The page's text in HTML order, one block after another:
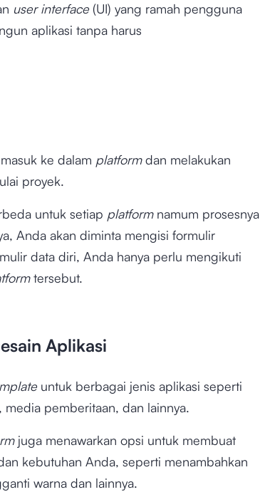
user interface(UI) yang ramah pengguna
aplikasi tanpa harus
ke dalam platformdan melakukan
proyek.
untuk setiap platformnamum prosesnya
Anda akan diminta mengisi formulir
data diri, Anda hanya perlu mengikuti
tersebut.
Aplikasi
untuk berbagai jenis aplikasi seperti
media pemberitaan, dan lainnya.
juga menawarkan opsi untuk membuat
kebutuhan Anda, seperti menambahkan
warna dan lainnya.